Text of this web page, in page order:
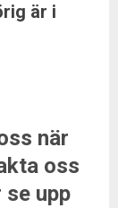
är i
när
oss
upp